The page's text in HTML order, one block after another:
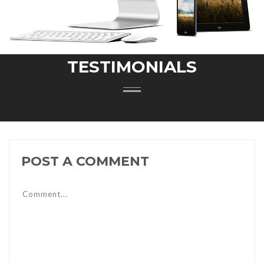
TESTIMONIALS
POST A COMMENT